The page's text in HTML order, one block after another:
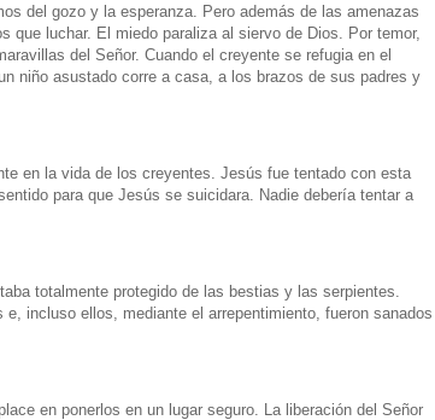
del gozo y la esperanza. Pero además de las amenazas
que luchar. El miedo paraliza al siervo de Dios. Por temor,
del Señor. Cuando el creyente se refugia en el
niño asustado corre a casa, a los brazos de sus padres y
en la vida de los creyentes. Jesús fue tentado con esta
para que Jesús se suicidara. Nadie debería tentar a
totalmente protegido de las bestias y las serpientes.
incluso ellos, mediante el arrepentimiento, fueron sanados
en ponerlos en un lugar seguro. La liberación del Señor